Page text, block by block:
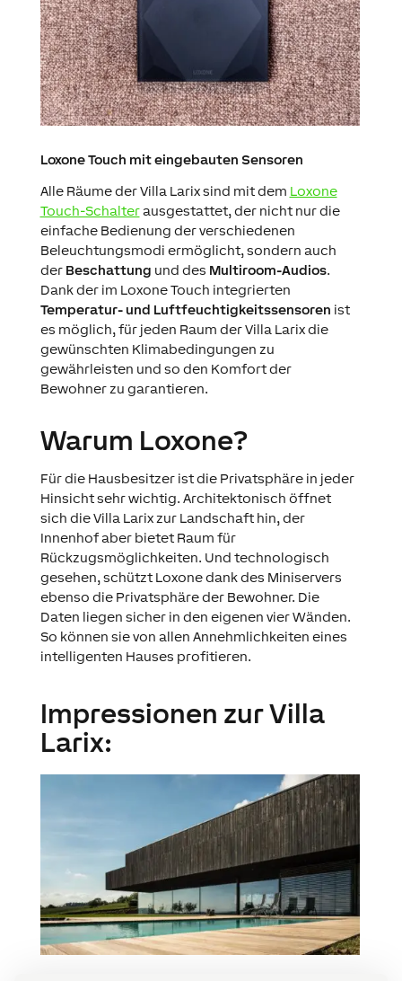
Loxone Touch mit eingebauten Sensoren
Alle Räume der Villa Larix sind mit dem Loxone
Touch-Schalterausgestattet, der nicht nur die
einfache Bedienung der verschiedenen
Beleuchtungsmodi ermöglicht, sondern auch
der Beschattung und des Multiroom-Audios.
Dank der im Loxone Touch integrierten
Temperatur- und Luftfeuchtigkeitssensoren ist
es möglich, für jeden Raum der Villa Larix die
gewünschten Klimabedingungen zu
gewährleisten und so den Komfort der
Bewohner zu garantieren.
Warum Loxone?
Für die Hausbesitzer ist die Privatsphäre in jeder
Hinsicht sehr wichtig. Architektonisch öffnet
sich die Villa Larix zur Landschaft hin, der
Innenhof aber bietet Raum für
Rückzugsmöglichkeiten. Und technologisch
gesehen, schützt Loxone dank des Miniservers
ebenso die Privatsphäre der Bewohner. Die
Daten liegen sicher in den eigenen vier Wänden.
So können sie von allen Annehmlichkeiten eines
intelligenten Hauses profitieren.
Impressionen zur Villa
Larix: